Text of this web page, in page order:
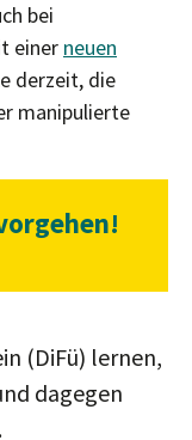
bei
einer neuen
derzeit, die
manipulierte
(DiFü) lernen,
dagegen